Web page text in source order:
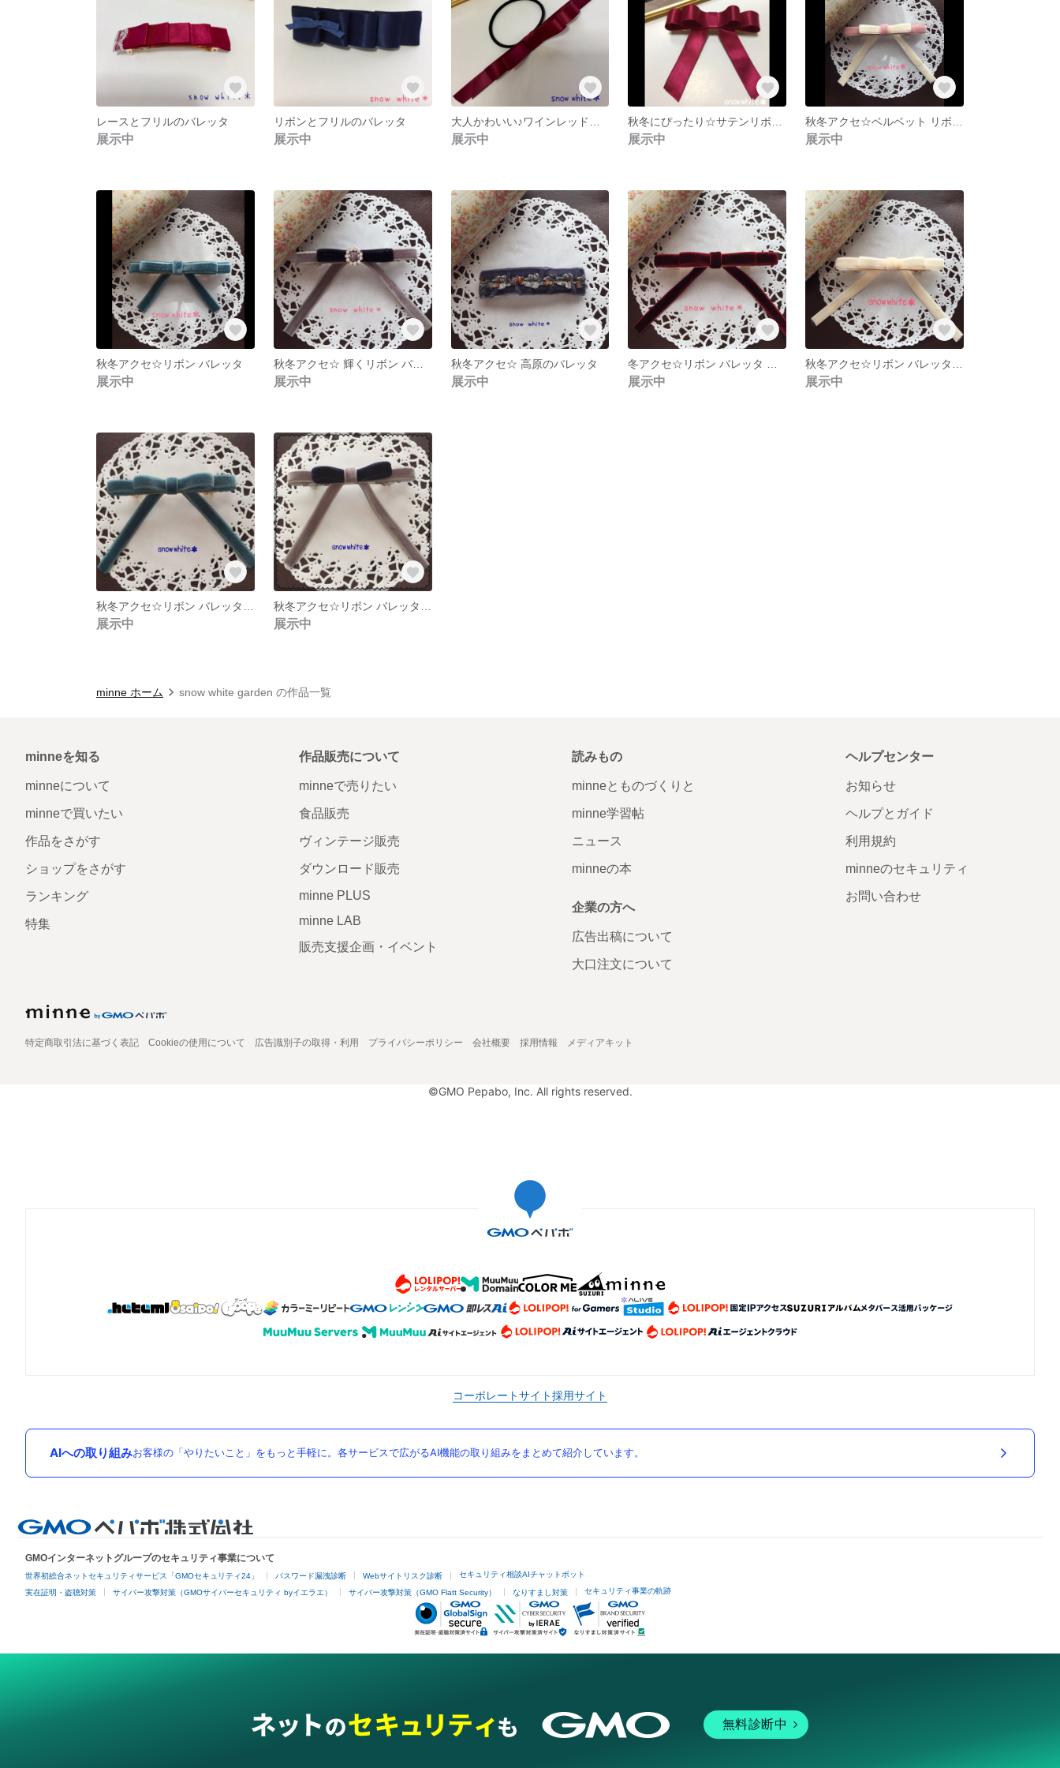
レースとフリルのバレッタ
展示中
リボンとフリルのバレッタ
展示中 展示中 展示中 展示中
秋冬アクセ☆リボン バレッタ
展示中
秋冬アクセ☆ 輝くリボン バレッタ
展示中
秋冬アクセ☆ 高原のバレッタ
展示中 展示中 展示中
展示中 展示中
minne ホーム snow white garden の作品一覧
minneを知る
minneについて
minneで買いたい
作品をさがす
ショップをさがす
ランキング
特集
作品販売について
minneで売りたい
食品販売
ヴィンテージ販売
ダウンロード販売
minne PLUS
minne LAB
販売支援企画・イベント
読みもの
minneとものづくりと
minne学習帖
ニュース
minneの本
企業の方へ
広告出稿について
大口注文について
ヘルプセンター
お知らせ
ヘルプとガイド
利用規約
minneのセキュリティ
お問い合わせ
特定商取引法に基づく表記 Cookieの使用について 広告識別子の取得・利用 プライバシーポリシー 会社概要 採用情報 メディアキット
©GMO Pepabo, Inc. All rights reserved.
コーポレートサイト採用サイト
AIへの取り組みお客様の「やりたいこと」をもっと手軽に。各サービスで広がるAI機能の取り組みをまとめて紹介しています。
GMOインターネットグループのセキュリティ事業について
世界初総合ネットセキュリティサービス「GMOセキュリティ24」 パスワード漏洩診断 Webサイトリスク診断 セキュリティ相談AIチャットボット
実在証明・盗聴対策 サイバー攻撃対策（GMOサイバーセキュリティ byイエラエ） サイバー攻撃対策（GMO Flatt Security） なりすまし対策 セキュリティ事業の軌跡
無料診断中